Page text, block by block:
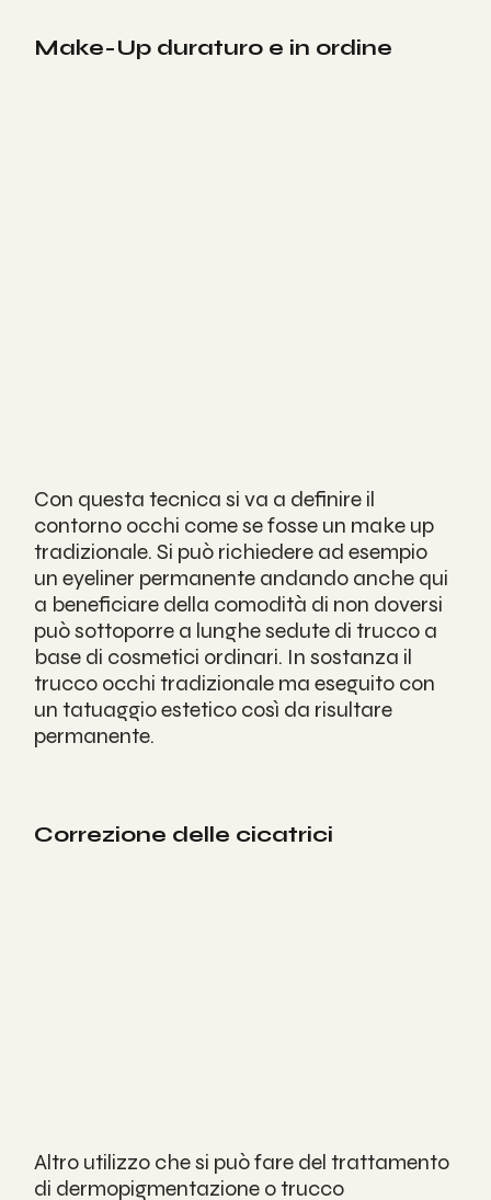
Make-Up duraturo e in ordine
Con questa tecnica si va a definire il
contorno occhi come se fosse un make up
tradizionale. Si può richiedere ad esempio
un eyeliner permanente andando anche qui
a beneficiare della comodità di non doversi
può sottoporre a lunghe sedute di trucco a
base di cosmetici ordinari. In sostanza il
trucco occhi tradizionale ma eseguito con
un tatuaggio estetico così da risultare
permanente.
Correzione delle cicatrici
Altro utilizzo che si può fare del trattamento
di dermopigmentazione o trucco